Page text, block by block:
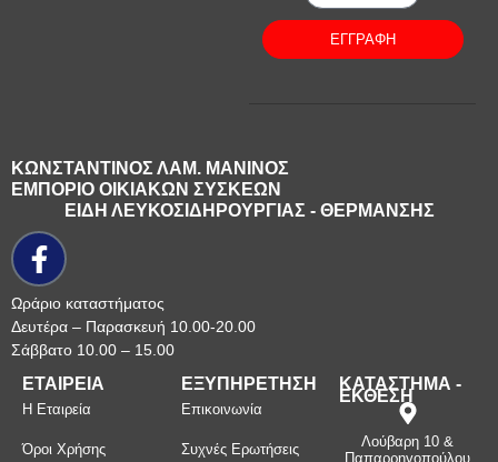
ΕΓΓΡΑΦΗ
ΚΩΝΣΤΑΝΤΙΝΟΣ ΛΑΜ. ΜΑΝΙΝΟΣ
ΕΜΠΟΡΙΟ ΟΙΚΙΑΚΩΝ ΣΥΣΚΕΩΝ
ΕΙΔΗ ΛΕΥΚΟΣΙΔΗΡΟΥΡΓΙΑΣ - ΘΕΡΜΑΝΣΗΣ
Ωράριο καταστήματος
Δευτέρα – Παρασκευή 10.00-20.00
Σάββατο 10.00 – 15.00
ΕΤΑΙΡΕΙΑ
Η Εταιρεία
Όροι Χρήσης
ΕΞΥΠΗΡΕΤΗΣΗ
Επικοινωνία
Συχνές Ερωτήσεις
ΚΑΤΑΣΤΗΜΑ -
ΕΚΘΕΣΗ
Λούβαρη 10 &
Παπαρρηγοπούλου